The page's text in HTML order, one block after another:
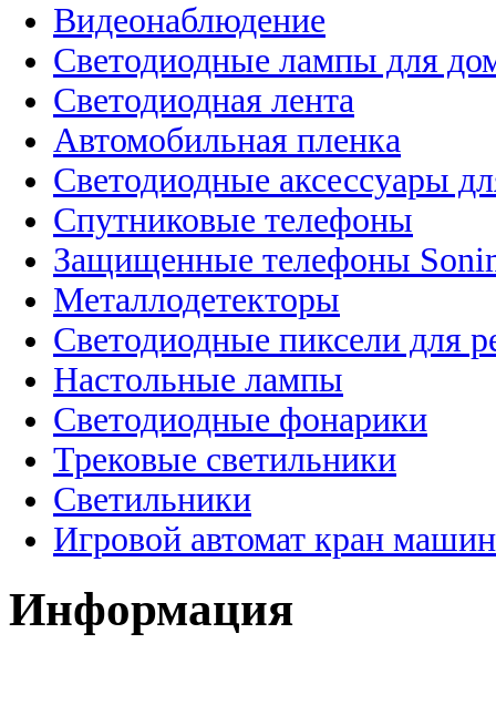
Видеонаблюдение
Светодиодные лампы для
Светодиодная лента
Автомобильная пленка
Светодиодные аксессуары
Спутниковые телефоны
Защищенные телефоны
Металлодетекторы
Светодиодные пиксели для
Настольные лампы
Светодиодные фонарики
Трековые светильники
Светильники
Игровой автомат кран
Информация